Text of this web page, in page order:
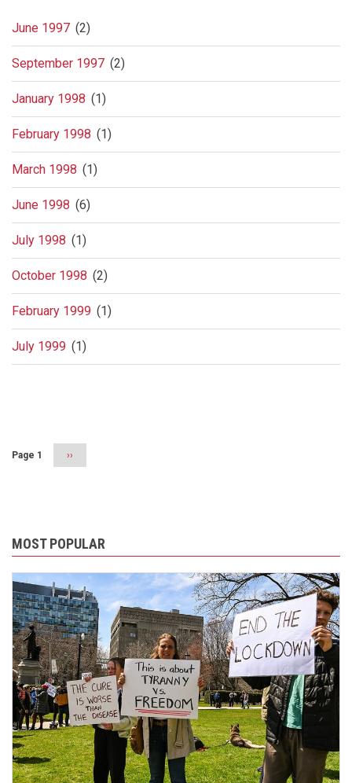
June 1997 (2)
September 1997 (2)
January 1998 (1)
February 1998 (1)
March 1998 (1)
June 1998 (6)
July 1998 (1)
October 1998 (2)
February 1999 (1)
July 1999 (1)
Page 1
Next
››
MOST POPULAR